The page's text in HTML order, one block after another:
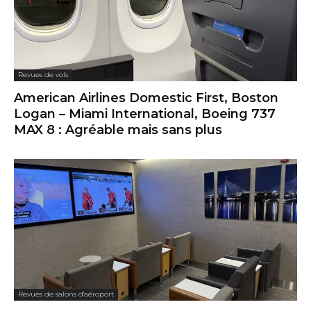
Revues de vols
American Airlines Domestic First, Boston
Logan – Miami International, Boeing 737
MAX 8 : Agréable mais sans plus
Revues de salons d'aéroport